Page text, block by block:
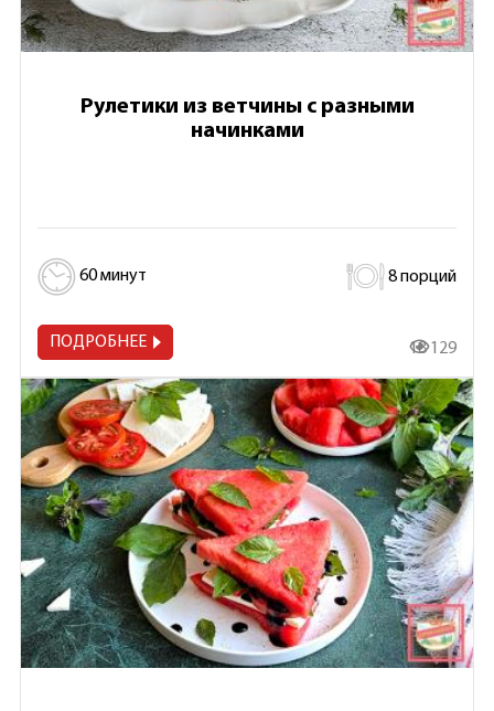
Рулетики из ветчины с разными
начинками
60 минут 8 порций
ПОДРОБНЕЕ 18 129